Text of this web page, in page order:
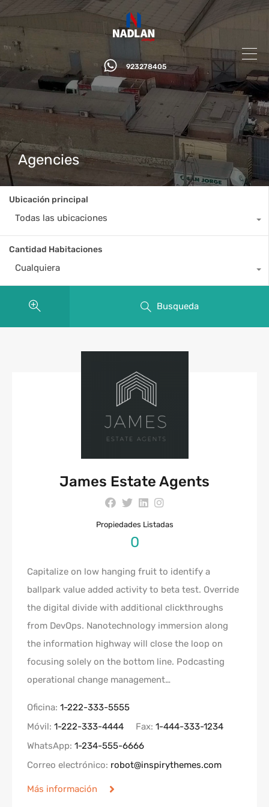
923278405
Agencies
Ubicación principal
Todas las ubicaciones
Cantidad Habitaciones
Cualquiera
Busqueda
James Estate Agents
Propiedades Listadas
0
Capitalize on low hanging fruit to identify a
ballpark value added activity to beta test. Override
the digital divide with additional clickthroughs
from DevOps. Nanotechnology immersion along
the information highway will close the loop on
focusing solely on the bottom line. Podcasting
operational change management…
Oficina: 1-222-333-5555
Móvil: 1-222-333-4444 Fax: 1-444-333-1234
WhatsApp: 1-234-555-6666
Correo electrónico: robot@inspirythemes.com
Más información